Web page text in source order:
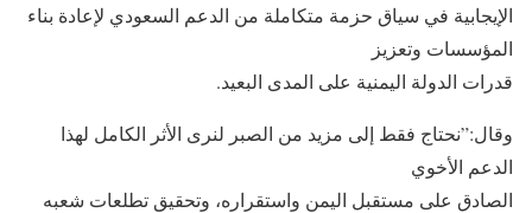
الإيجابية في سياق حزمة متكاملة من الدعم السعودي لإعادة بناء
المؤسسات وتعزيز
قدرات الدولة اليمنية على المدى البعيد.
وقال:”نحتاج فقط إلى مزيد من الصبر لنرى الأثر الكامل لهذا
الدعم الأخوي
الصادق على مستقبل اليمن واستقراره، وتحقيق تطلعات شعبه